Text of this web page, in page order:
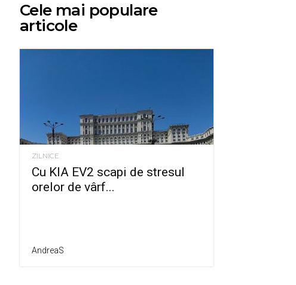
Cele mai populare
articole
ZILNICE
Cu KIA EV2 scapi de stresul
orelor de vârf...
AndreaS